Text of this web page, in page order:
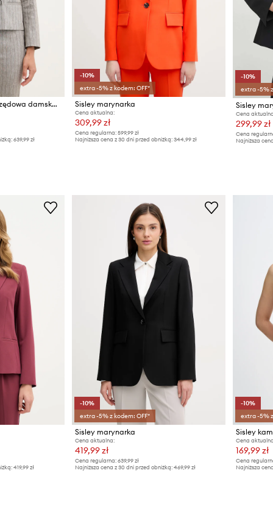
Sisley marynarka jednorzędowa damska z lnem
639,99 zł
-10%
extra -5% z kodem: OFF*
Sisley marynarka
Cena aktualna:
309,99 zł
Cena regularna: 599,99 zł
Najniższa cena z 30 dni przed obniżką: 344,99 zł
-10%
extra -5%
Sisley
Cena
299,99 zł
Cena
Najniższa
419,99 zł
-10%
extra -5% z kodem: OFF*
Sisley marynarka
Cena aktualna:
419,99 zł
Cena regularna: 639,99 zł
Najniższa cena z 30 dni przed obniżką: 469,99 zł
-10%
extra -5%
Sisley
Cena
169,99 zł
Cena
Najniższa